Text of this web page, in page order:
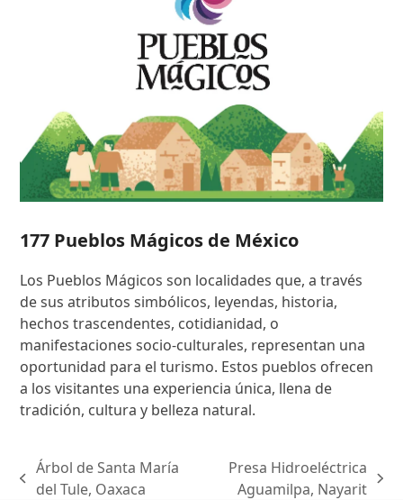
177 Pueblos Mágicos de México
Los Pueblos Mágicos son localidades que, a través
de sus atributos simbólicos, leyendas, historia,
hechos trascendentes, cotidianidad, o
manifestaciones socio-culturales, representan una
oportunidad para el turismo. Estos pueblos ofrecen
a los visitantes una experiencia única, llena de
tradición, cultura y belleza natural.
previous
Árbol de Santa María
del Tule, Oaxaca
Presa Hidroeléctrica
Aguamilpa, Nayarit